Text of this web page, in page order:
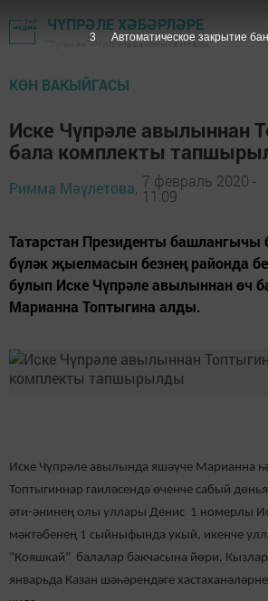
ЧҮПРӘЛЕ ХӘБӘРЛӘРЕ
"Туган як" - Чүпрәле районы газетасы
КӨН ВАКЫЙГАСЫ
Иске Чүпрәле авылыннан
бала комплекты
Римма Мәүлетова, 7 февраль 2020 -
11:09
Татарстан Президенты башлангычы
бүләк җыелмасын безнең районда
булып Иске Чүпрәле авылыннан өч
Марианна Топтыгина алды.
Иске Чүпрәле авылында яшәүче Марианна
Топтыгиннар гаиләсендә өченче сабый
әти-әнинең олы уллары Денис 1 номерлы
мәктәбенең 1 сыйныфында укый, икенче
“Кояшкай” балалар бакчасына йөри.
январьда Казан шәһәрендәге
2 Автоматическое закрытие